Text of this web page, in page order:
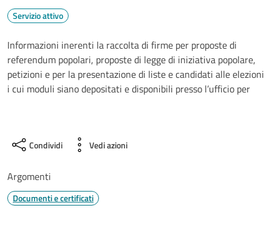
Servizio attivo
Informazioni inerenti la raccolta di firme per proposte di
referendum popolari, proposte di legge di iniziativa popolare,
petizioni e per la presentazione di liste e candidati alle elezioni
i cui moduli siano depositati e disponibili presso l’ufficio per
Condividi Vedi azioni
Argomenti
Documenti e certificati